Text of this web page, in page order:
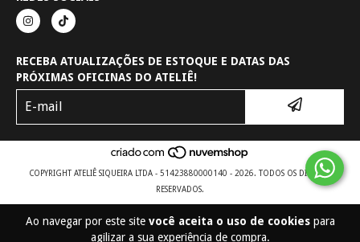
Ao navegar por este site você aceita o uso de cookiespara
agilizar a sua experiência de compra.
RECEBA ATUALIZAÇÕES DE ESTOQUE E DATAS DAS
PRÓXIMAS OFICINAS DO ATELIÊ!
COPYRIGHT ATELIÊ SIQUEIRA LTDA - 51423880000140 - 2026. TODOS OS DIREITOS
RESERVADOS.